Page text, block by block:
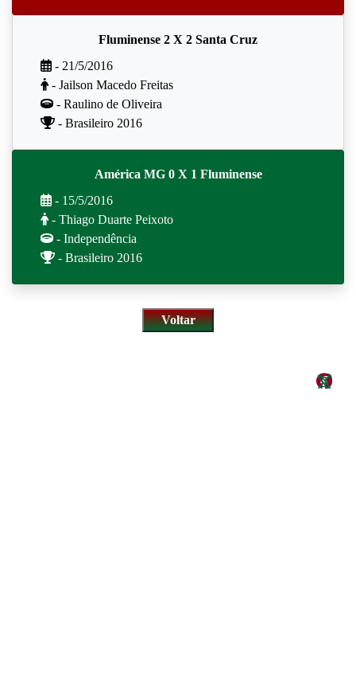
Fluminense 2 X 2 Santa Cruz
- 21/5/2016
- Jailson Macedo Freitas
- Raulino de Oliveira
- Brasileiro 2016
América MG 0 X 1 Fluminense
- 15/5/2016
- Thiago Duarte Peixoto
- Independência
- Brasileiro 2016